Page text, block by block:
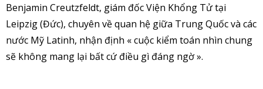
Benjamin Creutzfeldt, giám đốc Viện Khổng Tử tại
Leipzig (Đức), chuyên về quan hệ giữa Trung Quốc và các
nước Mỹ Latinh, nhận định « cuộc kiểm toán nhìn chung
sẽ không mang lại bất cứ điều gì đáng ngờ ».